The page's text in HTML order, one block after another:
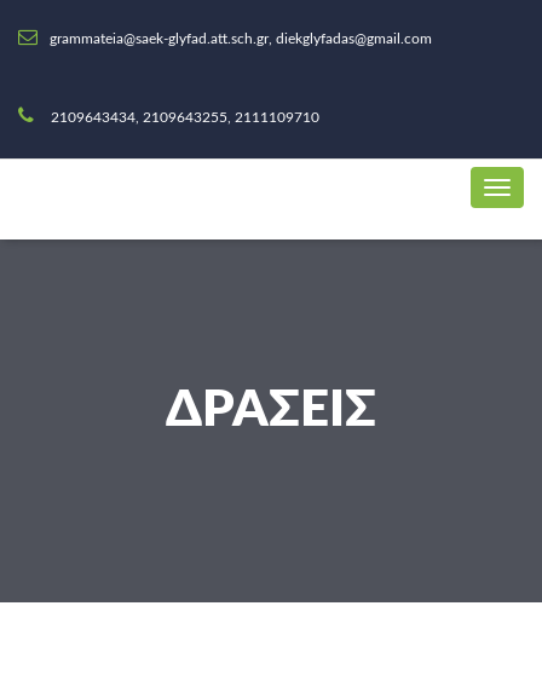
grammateia@saek-glyfad.att.sch.gr, diekglyfadas@gmail.com
2109643434, 2109643255, 2111109710
ΔΡΆΣΕΙΣ